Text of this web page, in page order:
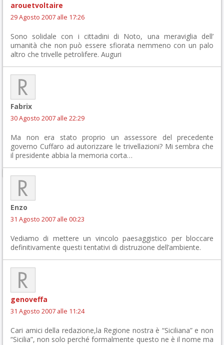
arouetvoltaire
29 Agosto 2007 alle 17:26
Sono solidale con i cittadini di Noto, una meraviglia dell’
umanità che non può essere sfiorata nemmeno con un palo
altro che trivelle petrolifere. Auguri
Fabrix
30 Agosto 2007 alle 22:29
Ma non era stato proprio un assessore del precedente
governo Cuffaro ad autorizzare le trivellazioni? Mi sembra che
il presidente abbia la memoria corta…
Enzo
31 Agosto 2007 alle 00:23
Vediamo di mettere un vincolo paesaggistico per bloccare
definitivamente questi tentativi di distruzione dell’ambiente.
genoveffa
31 Agosto 2007 alle 11:24
Cari amici della redazione,la Regione nostra è “Siciliana” e non
“Sicilia”, non solo perché formalmente questo ne è il nome ma